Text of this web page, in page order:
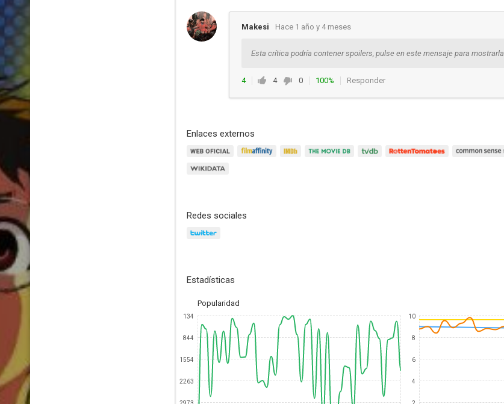
Makesi Hace 1 año y 4 meses
Esta crítica podría contener spoilers, pulse en este mensaje para mostrarla
4 4 0 100% Responder
Enlaces externos
Redes sociales
Estadísticas
Popularidad
134
844
1554
2263
10
8
6
4